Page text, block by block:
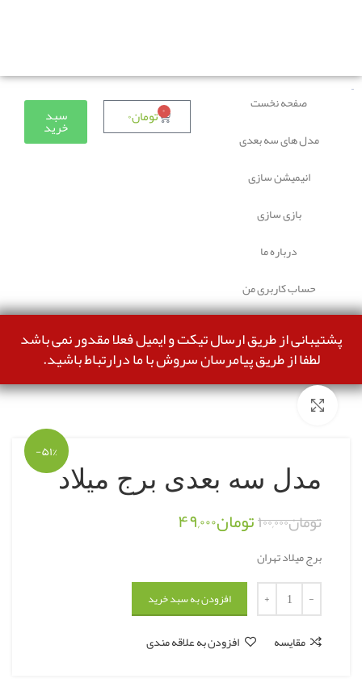
صفحه نخست
مدل های سه بعدی
انیمیشن سازی
بازی سازی
درباره ما
حساب کاربری من
تومان۰ ۰ سبد
خرید
پشتیبانی از طریق ارسال تیکت و ایمیل فعلا مقدور نمی باشد
لطفا از طریق پیامرسان سروش با ما درارتباط باشید.
-۵۱%
مدل سه بعدی برج میلاد
تومان۱۰۰,۰۰۰تومان۴۹,۰۰۰
برج میلاد تهران
افزودن به سبد خرید
مقایسه افزودن به علاقه مندی